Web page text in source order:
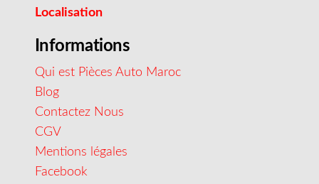
Localisation
Informations
Qui est Pièces Auto Maroc
Blog
Contactez Nous
CGV
Mentions légales
Facebook